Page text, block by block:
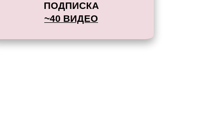
ПОДПИСКА
~40 ВИДЕО